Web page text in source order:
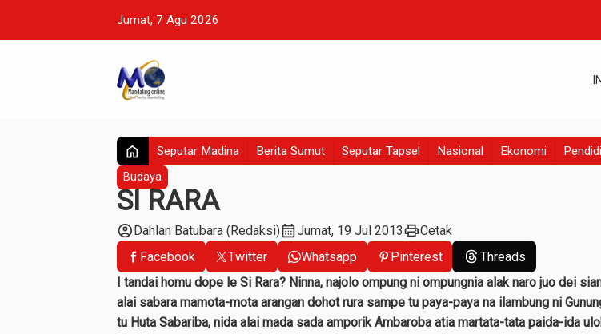
Jumat, 7 Agu 2026
home Seputar Madina Berita Sumut Seputar Tapsel Nasional Ekonomi
Budaya
SI RARA
account_circleDahlan Batubara (Redaksi)calendar_monthJumat, 19 Jul 2013printCetak
Facebook
Twitter Whatsapp Pinterest
Threads
I tandai homu dope le Si Rara? Ninna, najolo ompung ni ompungnia alak naro juo dei
alai sabara mamota-mota arangan dohot rura sampe tu paya-paya na ilambung ni
tu Huta Sabariba, nida alai mada sada amporik Ambaroba atia martata-tata paida-ida